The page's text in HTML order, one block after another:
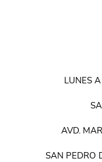
LUNES
AVD.
SAN PEDRO